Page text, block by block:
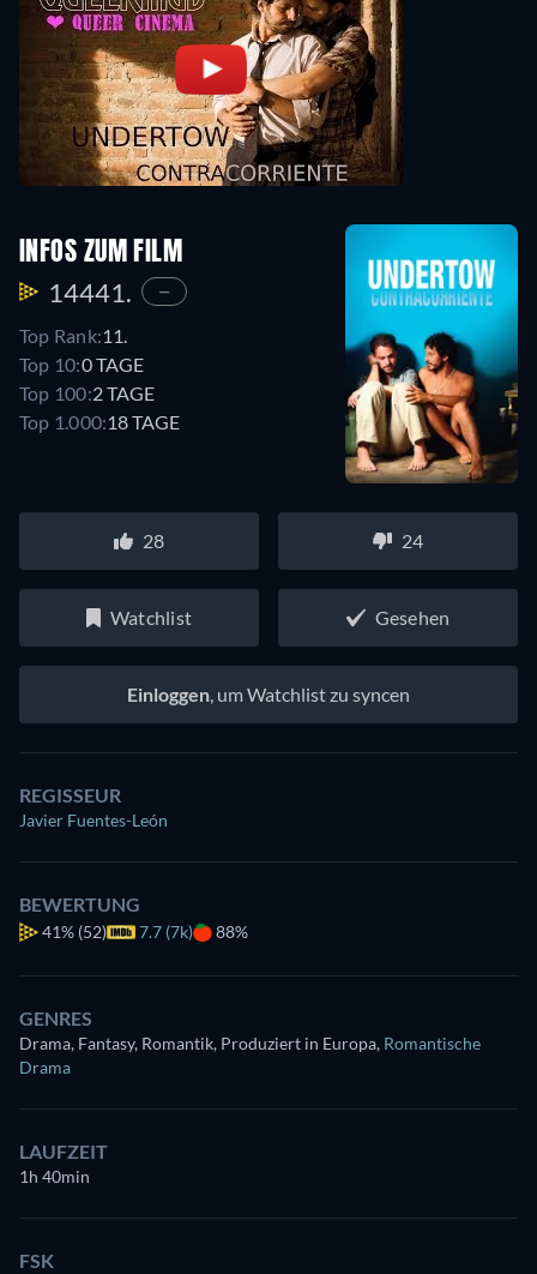
INFOS ZUM FILM
14441. —
Top Rank:11.
Top 10:0 TAGE
Top 100:2 TAGE
Top 1.000:18 TAGE
28 24
Watchlist Gesehen
Einloggen, um Watchlist zu syncen
REGISSEUR
Javier Fuentes-León
BEWERTUNG
41% (52) 7.7 (7k) 88%
GENRES
Drama, Fantasy, Romantik, Produziert in Europa, Romantische
Drama
LAUFZEIT
1h 40min
FSK